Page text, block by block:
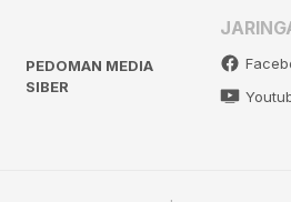
PEDOMAN MEDIA
SIBER